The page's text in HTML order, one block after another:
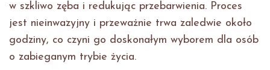
w szkliwo zęba i redukując przebarwienia. Proces
jest nieinwazyjny i przeważnie trwa zaledwie około
godziny, co czyni go doskonałym wyborem dla osób
o zabieganym trybie życia.